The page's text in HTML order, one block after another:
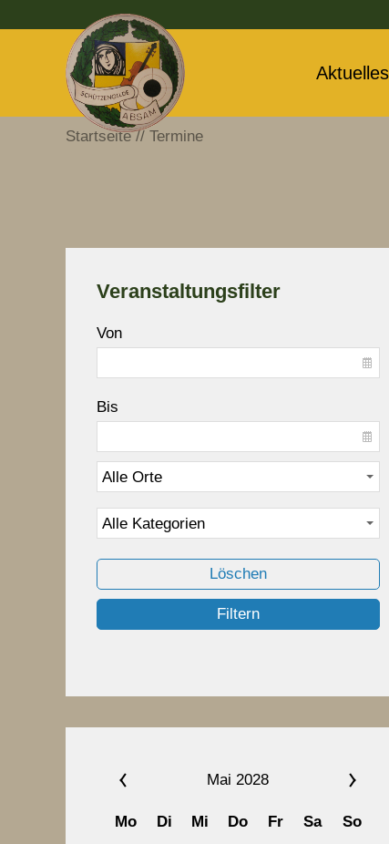
Aktuelles
Startseite Termine
Veranstaltungsfilter
Von
Bis
Löschen
Filtern
Mai 2028
Mo Di Mi Do Fr Sa
So